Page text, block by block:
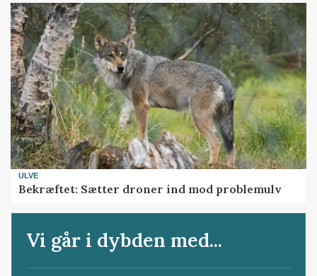
ULVE
Bekræftet: Sætter droner ind mod problemulv
Vi går i dybden med...